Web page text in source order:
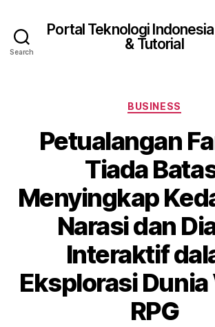
Search
Portal Teknologi
& Tutorial
Categories
BUSINESS
Petualangan
Tiada
Menyingkap
Narasi dan
Interaktif
Eksplorasi
RPG